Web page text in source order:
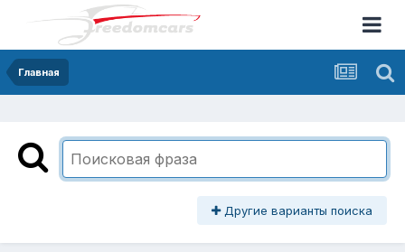
Главная
Другие варианты поиска